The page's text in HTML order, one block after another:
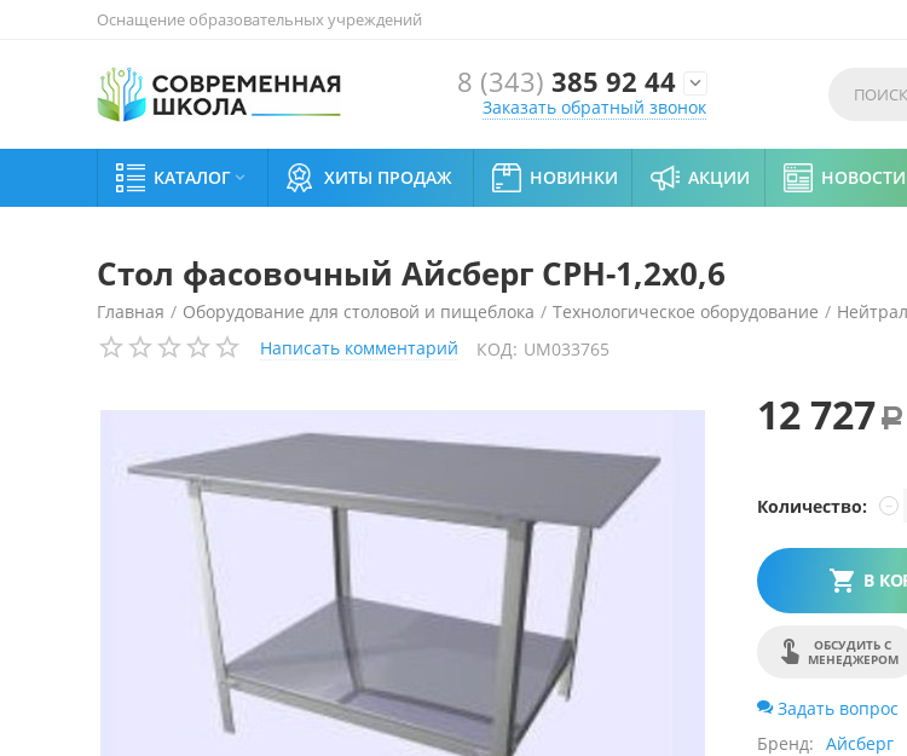
Оснащение образовательных учреждений
8 (343) 385 92 44 
Заказать обратный звонок
КАТАЛОГ  ХИТЫ ПРОДАЖ НОВИНКИ АКЦИИ НОВОСТИ
Стол фасовочный Айсберг СРН-1,2х0,6
Главная / Оборудование для столовой и пищеблока / Технологическое оборудование /
Стол фасовочный Айсберг СРН-1,2х0,6
Написать комментарий КОД: UM033765
12 727 Р
Количество: −
В
ОБСУДИТЬ С
МЕНЕДЖЕРОМ
Задать вопрос
Бренд
Айсберг